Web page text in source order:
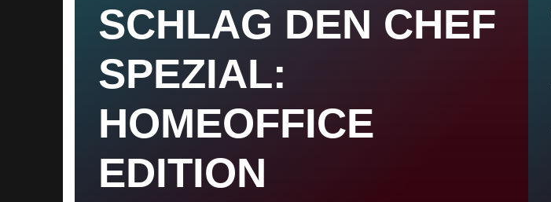
SCHLAG DEN CHEF
SPEZIAL:
HOMEOFFICE
EDITION